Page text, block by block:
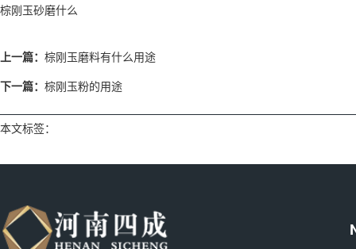
棕刚玉砂磨什么
上一篇： 棕刚玉磨料有什么用途
下一篇： 棕刚玉粉的用途
本文标签：